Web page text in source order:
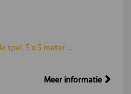
spel. 5 x 5 meter ...
Meer informatie